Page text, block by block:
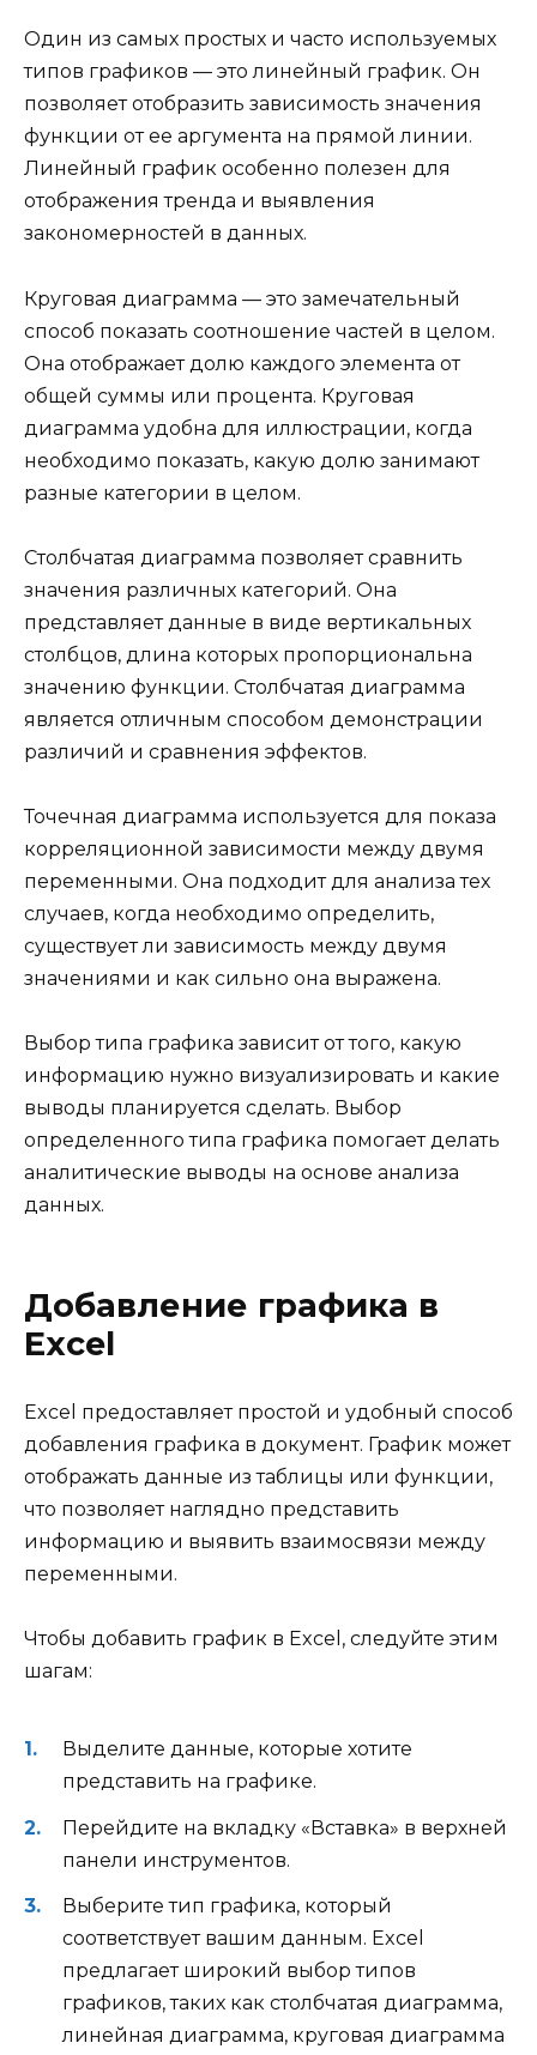
Один из самых простых и часто используемых
типов графиков — это линейный график. Он
позволяет отобразить зависимость значения
функции от ее аргумента на прямой линии.
Линейный график особенно полезен для
отображения тренда и выявления
закономерностей в данных.
Круговая диаграмма — это замечательный
способ показать соотношение частей в целом.
Она отображает долю каждого элемента от
общей суммы или процента. Круговая
диаграмма удобна для иллюстрации, когда
необходимо показать, какую долю занимают
разные категории в целом.
Столбчатая диаграмма позволяет сравнить
значения различных категорий. Она
представляет данные в виде вертикальных
столбцов, длина которых пропорциональна
значению функции. Столбчатая диаграмма
является отличным способом демонстрации
различий и сравнения эффектов.
Точечная диаграмма используется для показа
корреляционной зависимости между двумя
переменными. Она подходит для анализа тех
случаев, когда необходимо определить,
существует ли зависимость между двумя
значениями и как сильно она выражена.
Выбор типа графика зависит от того, какую
информацию нужно визуализировать и какие
выводы планируется сделать. Выбор
определенного типа графика помогает делать
аналитические выводы на основе анализа
данных.
Добавление графика в
Excel
Excel предоставляет простой и удобный способ
добавления графика в документ. График может
отображать данные из таблицы или функции,
что позволяет наглядно представить
информацию и выявить взаимосвязи между
переменными.
Чтобы добавить график в Excel, следуйте этим
шагам:
Выделите данные, которые хотите
представить на графике.
Перейдите на вкладку «Вставка» в верхней
панели инструментов.
Выберите тип графика, который
соответствует вашим данным. Excel
предлагает широкий выбор типов
графиков, таких как столбчатая диаграмма,
линейная диаграмма, круговая диаграмма